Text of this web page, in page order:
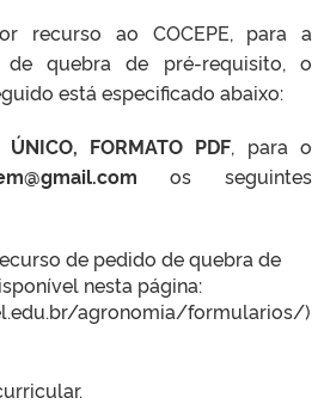
recurso ao COCEPE, para a
quebra de pré-requisito, o
está especificado abaixo:
ÚNICO, FORMATO PDF, para o
os seguintes
de pedido de quebra de
nesta página:
agronomia/formularios/)